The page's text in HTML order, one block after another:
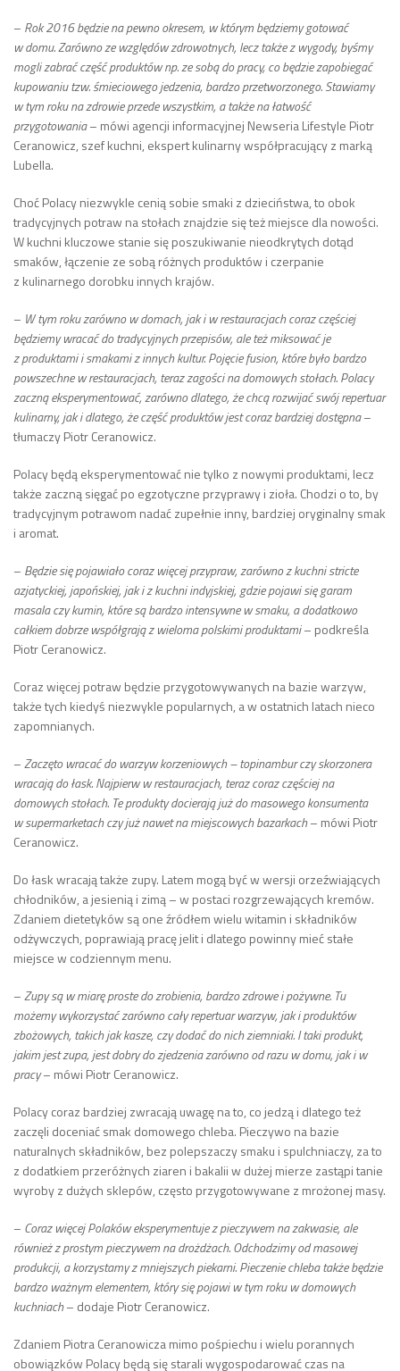
– Rok 2016 będzie na pewno okresem, w którym będziemy gotować
w domu. Zarówno ze względów zdrowotnych, lecz także z wygody, byśmy
mogli zabrać część produktów np. ze sobą do pracy, co będzie zapobiegać
kupowaniu tzw. śmieciowego jedzenia, bardzo przetworzonego. Stawiamy
w tym roku na zdrowie przede wszystkim, a także na łatwość
przygotowania– mówi agencji informacyjnej Newseria Lifestyle Piotr
Ceranowicz, szef kuchni, ekspert kulinarny współpracujący z marką
Lubella.
Choć Polacy niezwykle cenią sobie smaki z dzieciństwa, to obok
tradycyjnych potraw na stołach znajdzie się też miejsce dla nowości.
W kuchni kluczowe stanie się poszukiwanie nieodkrytych dotąd
smaków, łączenie ze sobą różnych produktów i czerpanie
z kulinarnego dorobku innych krajów.
– W tym roku zarówno w domach, jak i w restauracjach coraz częściej
będziemy wracać do tradycyjnych przepisów, ale też miksować je
z produktami i smakami z innych kultur. Pojęcie fusion, które było bardzo
powszechne w restauracjach, teraz zagości na domowych stołach. Polacy
zaczną eksperymentować, zarówno dlatego, że chcą rozwijać swój repertuar
kulinarny, jak i dlatego, że część produktów jest coraz bardziej dostępna–
tłumaczy Piotr Ceranowicz.
Polacy będą eksperymentować nie tylko z nowymi produktami, lecz
także zaczną sięgać po egzotyczne przyprawy i zioła. Chodzi o to, by
tradycyjnym potrawom nadać zupełnie inny, bardziej oryginalny smak
i aromat.
– Będzie się pojawiało coraz więcej przypraw, zarówno z kuchni stricte
azjatyckiej, japońskiej, jak i z kuchni indyjskiej, gdzie pojawi się garam
masala czy kumin, które są bardzo intensywne w smaku, a dodatkowo
całkiem dobrze współgrają z wieloma polskimi produktami– podkreśla
Piotr Ceranowicz.
Coraz więcej potraw będzie przygotowywanych na bazie warzyw,
także tych kiedyś niezwykle popularnych, a w ostatnich latach nieco
zapomnianych.
–Zaczęto wracać do warzyw korzeniowych – topinambur czy skorzonera
wracają do łask. Najpierw w restauracjach, teraz coraz częściej na
domowych stołach. Te produkty docierają już do masowego konsumenta
w supermarketach czy już nawet na miejscowych bazarkach– mówi Piotr
Ceranowicz.
Do łask wracają także zupy. Latem mogą być w wersji orzeźwiających
chłodników, a jesienią i zimą – w postaci rozgrzewających kremów.
Zdaniem dietetyków są one źródłem wielu witamin i składników
odżywczych, poprawiają pracę jelit i dlatego powinny mieć stałe
miejsce w codziennym menu.
–Zupy są w miarę proste do zrobienia, bardzo zdrowe i pożywne. Tu
możemy wykorzystać zarówno cały repertuar warzyw, jak i produktów
zbożowych, takich jak kasze, czy dodać do nich ziemniaki. I taki produkt,
jakim jest zupa, jest dobry do zjedzenia zarówno od razu w domu, jak i w
pracy– mówi Piotr Ceranowicz.
Polacy coraz bardziej zwracają uwagę na to, co jedzą i dlatego też
zaczęli doceniać smak domowego chleba. Pieczywo na bazie
naturalnych składników, bez polepszaczy smaku i spulchniaczy, za to
z dodatkiem przeróżnych ziaren i bakalii w dużej mierze zastąpi tanie
wyroby z dużych sklepów, często przygotowywane z mrożonej masy.
– Coraz więcej Polaków eksperymentuje z pieczywem na zakwasie, ale
również z prostym pieczywem na drożdżach. Odchodzimy od masowej
produkcji, a korzystamy z mniejszych piekarni. Pieczenie chleba także będzie
bardzo ważnym elementem, który się pojawi w tym roku w domowych
kuchniach– dodaje Piotr Ceranowicz.
Zdaniem Piotra Ceranowicza mimo pośpiechu i wielu porannych
obowiązków Polacy będą się starali wygospodarować czas na